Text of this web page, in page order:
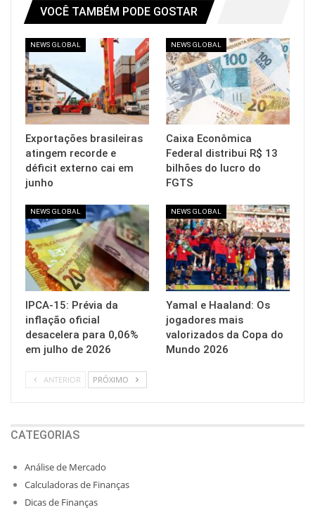
VOCÊ TAMBÉM PODE GOSTAR
NEWS GLOBAL
Exportações brasileiras
atingem recorde e
déficit externo cai em
junho
NEWS GLOBAL
Caixa Econômica
Federal distribui R$ 13
bilhões do lucro do
FGTS
NEWS GLOBAL
IPCA-15: Prévia da
inflação oficial
desacelera para 0,06%
em julho de 2026
NEWS GLOBAL
Yamal e Haaland: Os
jogadores mais
valorizados da Copa do
Mundo 2026
ANTERIOR PRÓXIMO
CATEGORIAS
Análise de Mercado
Calculadoras de Finanças
Dicas de Finanças